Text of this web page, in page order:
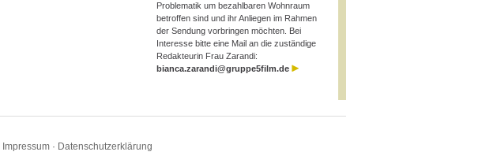
Problematik um bezahlbaren Wohnraum
betroffen sind und ihr Anliegen im Rahmen
der Sendung vorbringen möchten. Bei
Interesse bitte eine Mail an die zuständige
Redakteurin Frau Zarandi:
bianca.zarandi@gruppe5film.de
Impressum · Datenschutzerklärung